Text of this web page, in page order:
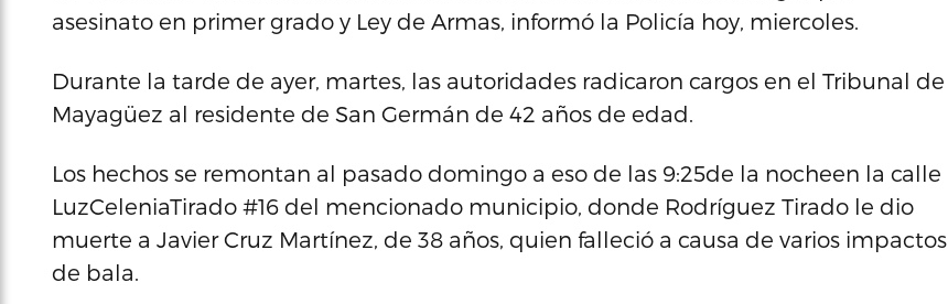
asesinato en primer grado y Ley de Armas, informó la Policía hoy, miercoles.
Durante la tarde de ayer, martes, las autoridades radicaron cargos en el Tribunal de
Mayagüez al residente de San Germán de 42 años de edad.
Los hechos se remontan al pasado domingo a eso de las 9:25de la nocheen la calle
LuzCeleniaTirado #16 del mencionado municipio, donde Rodríguez Tirado le dio
muerte a Javier Cruz Martínez, de 38 años, quien falleció a causa de varios impactos
de bala.